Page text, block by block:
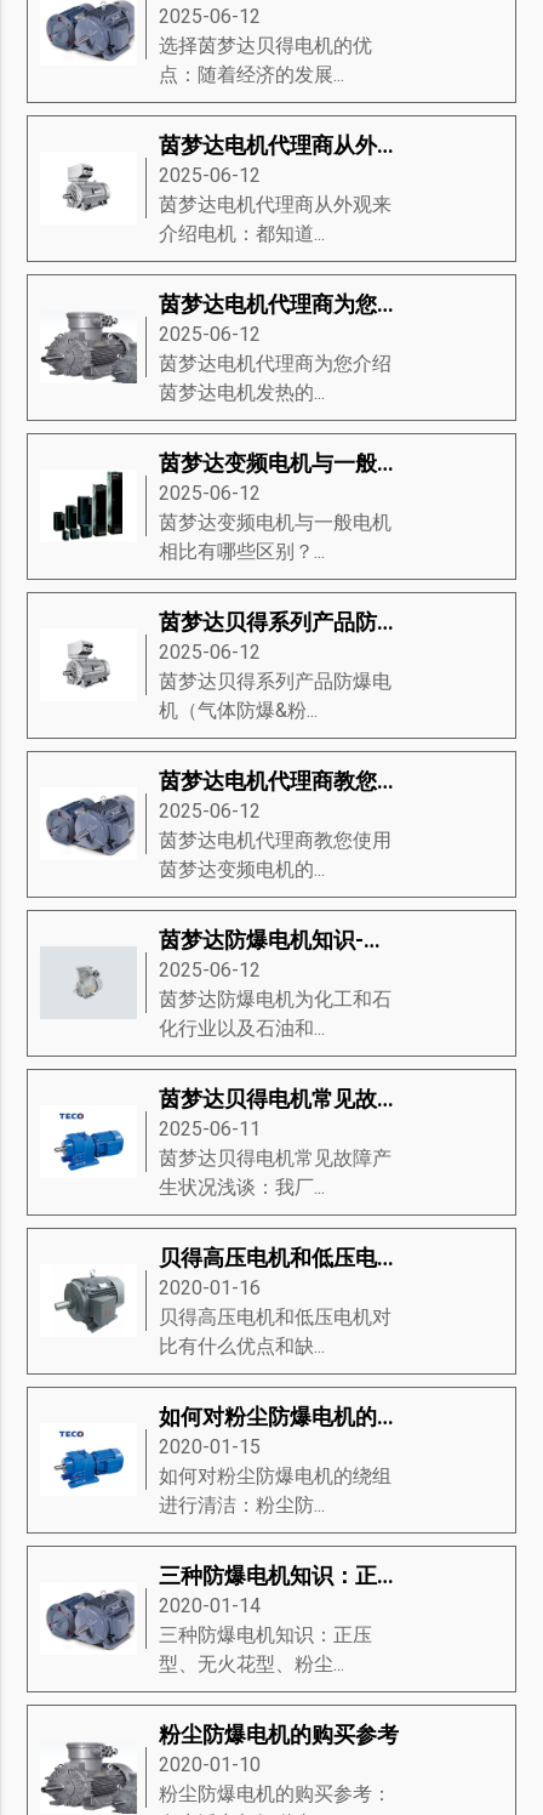
2025-06-12
选择茵梦达贝得电机的优
点：随着经济的发展...
茵梦达电机代理商从外观来介绍电机
2025-06-12
茵梦达电机代理商从外观来
介绍电机：都知道...
茵梦达电机代理商为您介绍茵梦达电机发热的22条原因
2025-06-12
茵梦达电机代理商为您介绍
茵梦达电机发热的...
茵梦达变频电机与一般电机相比有哪些区别？
2025-06-12
茵梦达变频电机与一般电机
相比有哪些区别？...
茵梦达贝得系列产品防爆电机（气体防爆&粉尘防爆电机）
2025-06-12
茵梦达贝得系列产品防爆电
机（气体防爆&粉...
茵梦达电机代理商教您使用茵梦达变频电机的应用方法手册
2025-06-12
茵梦达电机代理商教您使用
茵梦达变频电机的...
茵梦达防爆电机知识-茵梦达防爆电机的经济、生态驱动、设计等知识详解
2025-06-12
茵梦达防爆电机为化工和石
化行业以及石油和...
茵梦达贝得电机常见故障产生状况浅谈
2025-06-11
茵梦达贝得电机常见故障产
生状况浅谈：我厂...
贝得高压电机和低压电机对比有什么优点和缺点？
2020-01-16
贝得高压电机和低压电机对
比有什么优点和缺...
如何对粉尘防爆电机的绕组进行清洁
2020-01-15
如何对粉尘防爆电机的绕组
进行清洁：粉尘防...
三种防爆电机知识：正压型、无火花型、粉尘防爆电机
2020-01-14
三种防爆电机知识：正压
型、无火花型、粉尘...
粉尘防爆电机的购买参考
2020-01-10
粉尘防爆电机的购买参考：